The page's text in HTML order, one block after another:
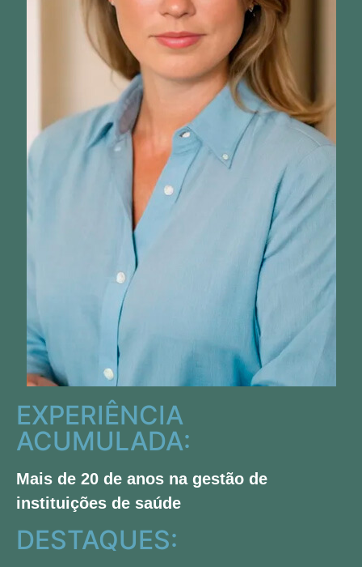
EXPERIÊNCIA
ACUMULADA:
Mais de 20 de anos na gestão de
instituições de saúde
DESTAQUES: